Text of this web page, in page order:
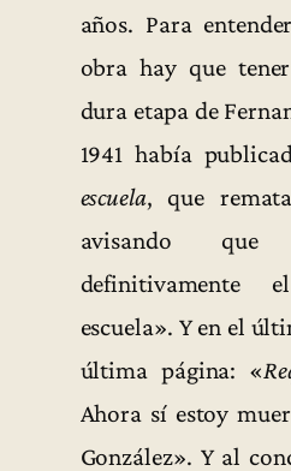
años. Para
obra hay que
dura etapa de
1941 había
escuela, que
avisando
definitivamente
escuela». Y en el
última página: «
Ahora sí estoy
González». Y al